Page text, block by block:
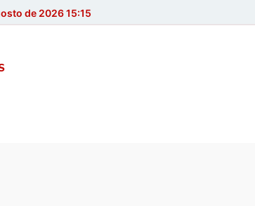
de 2026 15:15